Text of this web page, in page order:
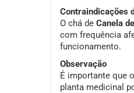
Contraindicações
O chá de Canela
com frequência
funcionamento.
Observação
É importante que
planta medicinal